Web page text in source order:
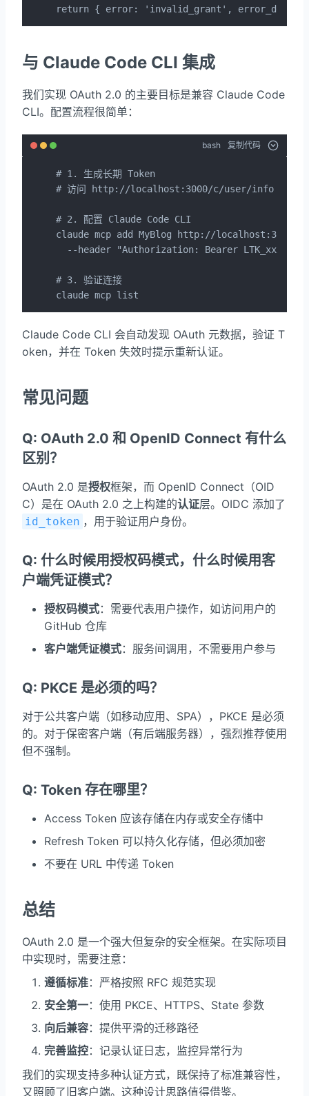
return { error: 'invalid_grant',
与 Claude Code CLI 集成
我们实现 OAuth 2.0 的主要目标是兼容 Claude Code
CLI。配置流程很简单：
bash 复制代码
# 1. 生成长期 Token
# 访问 http://localhost:3000/c/user/info
# 2. 配置 Claude Code CLI
claude mcp add MyBlog http://localhost:3000/
  --header "Authorization: Bearer LTK_xxx"
# 3. 验证连接
claude mcp list
Claude Code CLI 会自动发现 OAuth 元数据，验证 T
oken，并在 Token 失效时提示重新认证。
常见问题
Q: OAuth 2.0 和 OpenID Connect 有什么
区别？
OAuth 2.0 是授权框架，而 OpenID Connect（OID
C）是在 OAuth 2.0 之上构建的认证层。OIDC 添加了
id_token ，用于验证用户身份。
Q: 什么时候用授权码模式，什么时候用客
户端凭证模式？
授权码模式：需要代表用户操作，如访问用户的
GitHub 仓库
客户端凭证模式：服务间调用，不需要用户参与
Q: PKCE 是必须的吗？
对于公共客户端（如移动应用、SPA），PKCE 是必须
的。对于保密客户端（有后端服务器），强烈推荐使用
但不强制。
Q: Token 存在哪里？
Access Token 应该存储在内存或安全存储中
Refresh Token 可以持久化存储，但必须加密
不要在 URL 中传递 Token
总结
OAuth 2.0 是一个强大但复杂的安全框架。在实际项目
中实现时，需要注意：
遵循标准：严格按照 RFC 规范实现
安全第一：使用 PKCE、HTTPS、State 参数
向后兼容：提供平滑的迁移路径
完善监控：记录认证日志，监控异常行为
我们的实现支持多种认证方式，既保持了标准兼容性，
又照顾了旧客户端。这种设计思路值得借鉴。